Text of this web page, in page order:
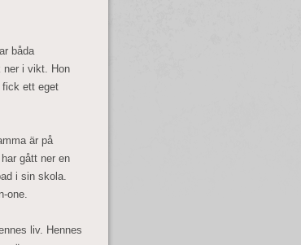
båda
ner i vikt. Hon
fick ett eget
är på
gått ner en
i sin skola.
one.
liv. Hennes